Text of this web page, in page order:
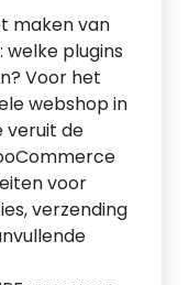
maken van
welke plugins
Voor het
webshop in
veruit de
voor
verzending